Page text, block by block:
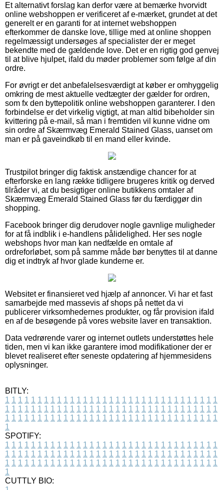
Et alternativt forslag kan derfor være at bemærke hvorvidt
online webshoppen er verificeret af e-mærket, grundet at det
generelt er en garanti for at internet webshoppen
efterkommer de danske love, tillige med at online shoppen
regelmæssigt undersøges af specialister der er meget
bekendte med de gældende love. Det er en rigtig god genvej
til at blive hjulpet, ifald du møder problemer som følge af din
ordre.
For øvrigt er det anbefalelsesværdigt at køber er omhyggelig
omkring de mest aktuelle vedtægter der gælder for ordren,
som fx den byttepolitik online webshoppen garanterer. I den
forbindelse er det virkelig vigtigt, at man altid bibeholder sin
kvittering på e-mail, så man i fremtiden vil kunne vidne om
sin ordre af Skærmvæg Emerald Stained Glass, uanset om
man er på gaveindkøb til en mand eller kvinde.
Trustpilot bringer dig faktisk anstændige chancer for at
efterforske en lang række tidligere brugeres kritik og derved
tilråder vi, at du besigtiger online butikkens omtaler af
Skærmvæg Emerald Stained Glass før du færdiggør din
shopping.
Facebook bringer dig derudover nogle gavnlige muligheder
for at få indblik i e-handlens pålidelighed. Her ses nogle
webshops hvor man kan nedfælde en omtale af
ordreforløbet, som på samme måde bør benyttes til at danne
dig et indtryk af hvor glade kunderne er.
Websitet er finansieret ved hjælp af annoncer. Vi har et fast
samarbejde med massevis af shops på nettet da vi
publicerer virksomhedernes produkter, og får provision ifald
en af de besøgende på vores website laver en transaktion.
Data vedrørende varer og internet outlets understøttes hele
tiden, men vi kan ikke garantere imod modifikationer der er
blevet realiseret efter seneste opdatering af hjemmesidens
oplysninger.
BITLY:
1 1 1 1 1 1 1 1 1 1 1 1 1 1 1 1 1 1 1 1 1 1 1 1 1 1 1 1 1 1 1 1 1
1 1 1 1 1 1 1 1 1 1 1 1 1 1 1 1 1 1 1 1 1 1 1 1 1 1 1 1 1 1 1 1 1
1 1 1 1 1 1 1 1 1 1 1 1 1 1 1 1 1 1 1 1 1 1 1 1 1 1 1 1 1 1 1 1 1
1
SPOTIFY:
1 1 1 1 1 1 1 1 1 1 1 1 1 1 1 1 1 1 1 1 1 1 1 1 1 1 1 1 1 1 1 1 1
1 1 1 1 1 1 1 1 1 1 1 1 1 1 1 1 1 1 1 1 1 1 1 1 1 1 1 1 1 1 1 1 1
1 1 1 1 1 1 1 1 1 1 1 1 1 1 1 1 1 1 1 1 1 1 1 1 1 1 1 1 1 1 1 1 1
1
CUTTLY BIO: